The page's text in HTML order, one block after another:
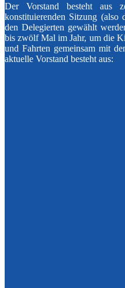
Der Vorstand besteht aus
konstituierenden Sitzung
den Delegierten gewählt
bis zwölf Mal im Jahr, um die
und Fahrten gemeinsam mit
aktuelle Vorstand besteht aus: